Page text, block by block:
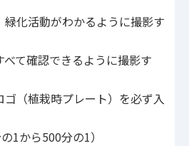
化活動がわかるように撮影す
て確認できるように撮影す
（植栽時プレート）を必ず入
1から500分の1）